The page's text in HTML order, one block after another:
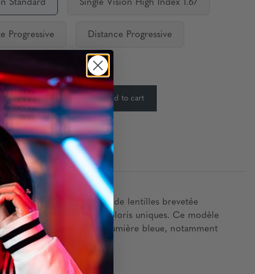
Standard Single Vision High Index 1.67
Progressive Distance Progressive
- + Add to cart
avec la technologie de lentilles brevetée
Disponible en trois coloris uniques. Ce modèle
numérique et bloquer la lumière bleue, notamment